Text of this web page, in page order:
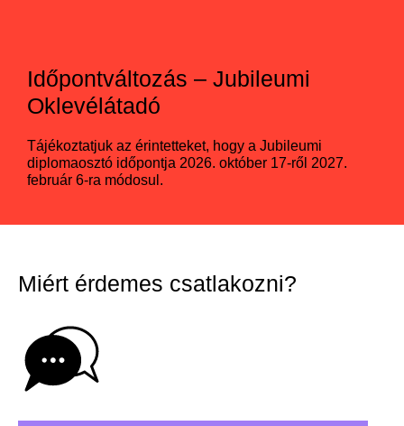
Időpontváltozás – Jubileumi
Oklevélátadó
Tájékoztatjuk az érintetteket, hogy a Jubileumi
diplomaosztó időpontja 2026. október 17-ről 2027.
február 6-ra módosul.
Miért érdemes csatlakozni?